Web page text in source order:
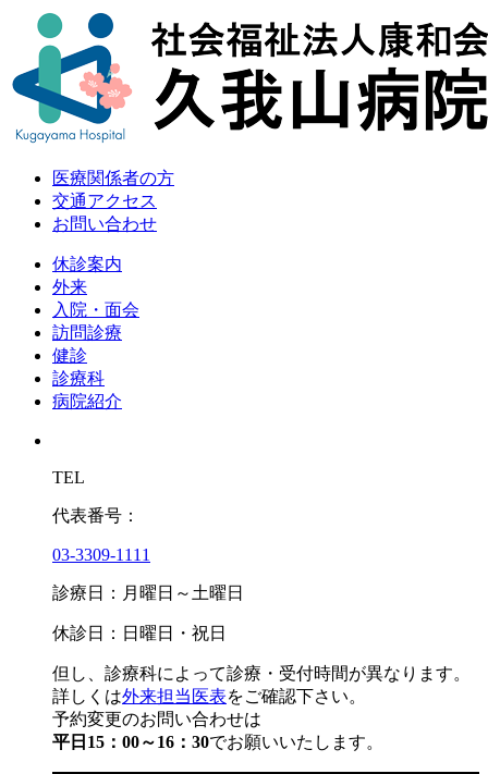
医療関係者の方
交通アクセス
お問い合わせ
休診案内
外来
入院・面会
訪問診療
健診
診療科
病院紹介
TEL
代表番号：
03-3309-1111
診療日：月曜日～土曜日
休診日：日曜日・祝日
但し、診療科によって診療・受付時間が異なります。
詳しくは外来担当医表をご確認下さい。
予約変更のお問い合わせは
平日15：00～16：30でお願いいたします。